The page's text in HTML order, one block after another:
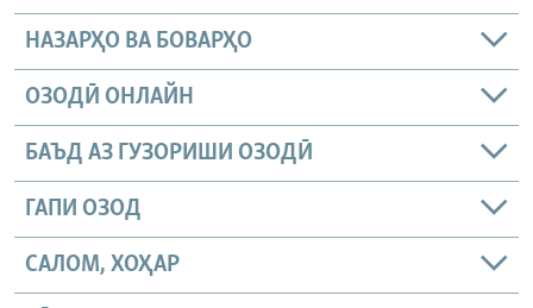
НАЗАРҲО ВА БОВАРҲО
ОЗОДӢ ОНЛАЙН
БАЪД АЗ ГУЗОРИШИ ОЗОДӢ
ГАПИ ОЗОД
САЛОМ, ХОҲАР